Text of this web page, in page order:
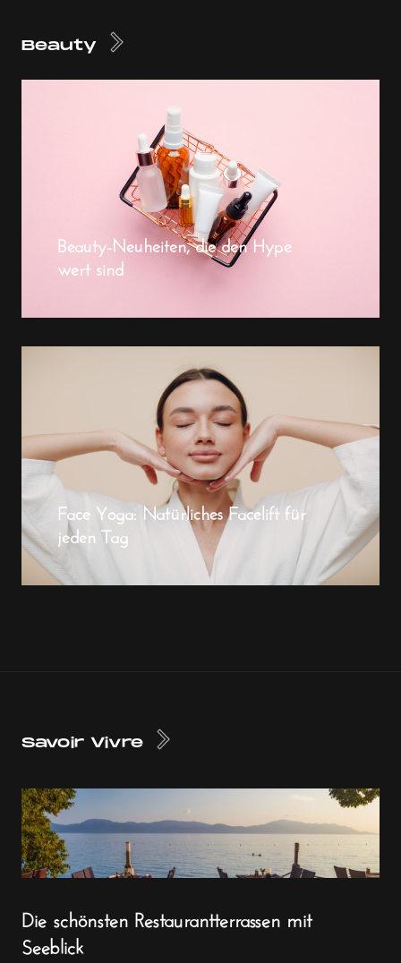
Beauty
Beauty-Neuheiten, die den Hype
wert sind
Face Yoga: Natürliches Facelift für
jeden Tag
Savoir Vivre
Die schönsten Restaurantterrassen mit
Seeblick